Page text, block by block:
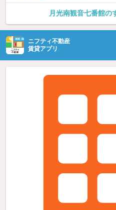
月光南観音七番館の
ニフティ不動産
賃貸アプリ